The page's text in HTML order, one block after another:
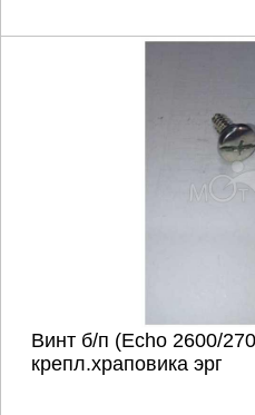
Винт б/п (Echo 2600/
крепл.храповика эрг